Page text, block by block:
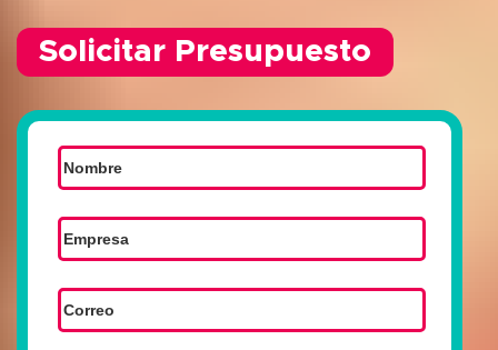
Solicitar Presupuesto